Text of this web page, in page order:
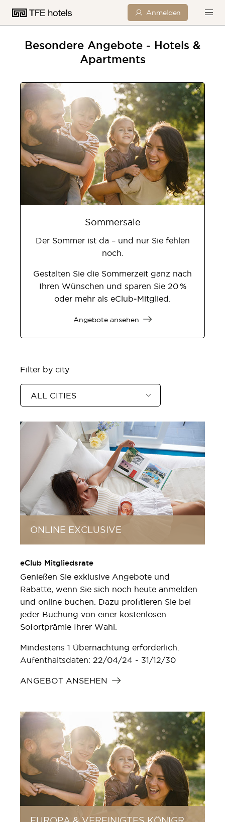
Anmelden
Besondere Angebote - Hotels &
Apartments
Sommersale
Der Sommer ist da – und nur Sie fehlen
noch.
Gestalten Sie die Sommerzeit ganz nach
Ihren Wünschen und sparen Sie 20 %
oder mehr als eClub‑Mitglied.
Angebote ansehen
×
Filter by city
ALL CITIES
ONLINE EXCLUSIVE
eClub Mitgliedsrate
Genießen Sie exklusive Angebote und
Rabatte, wenn Sie sich noch heute anmelden
und online buchen. Dazu profitieren Sie bei
jeder Buchung von einer kostenlosen
Sofortprämie Ihrer Wahl.
Mindestens 1 Übernachtung erforderlich.
Aufenthaltsdaten: 22/04/24 - 31/12/30
ANGEBOT ANSEHEN